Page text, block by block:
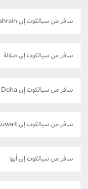
سافر من سيالكوت إلى Bahrain
سافر من سيالكوت إلى صلالة
سافر من سيالكوت إلى Doha
سافر من سيالكوت إلى Kuwait
سافر من سيالكوت إلى أبها